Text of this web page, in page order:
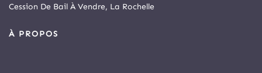
Cession De Bail À Vendre, La Rochelle
À PROPOS